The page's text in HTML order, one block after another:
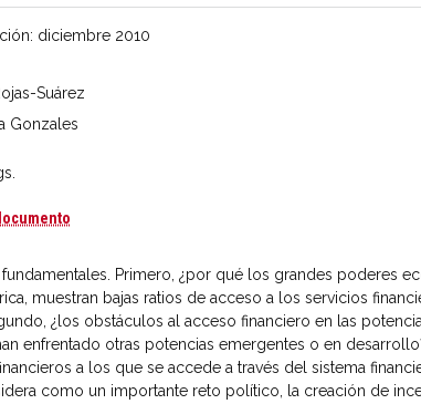
diciembre 2010
Suárez
Gonzales
Acceso a los servicios financieros en las potencias
Primero, ¿por qué los grandes poderes
muestran bajas ratios de acceso a los servicios
¿los obstáculos al acceso financiero en las
enfrentado otras potencias emergentes o en
a los que se accede a través del sistema
como un importante reto político, la creación de